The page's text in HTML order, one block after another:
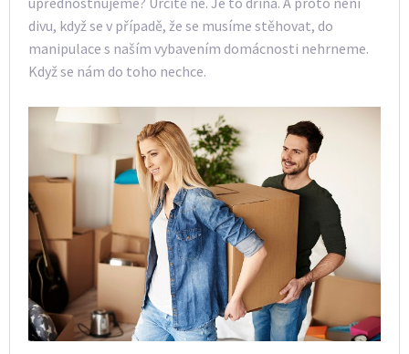
divu, když se v případě, že se musíme stěhovat, do
manipulace s naším vybavením domácnosti nehrneme.
Když se nám do toho nechce.